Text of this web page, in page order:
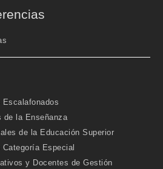
de la Enseñanza
de la Educación Superior
Especial
y Docentes de Gestión